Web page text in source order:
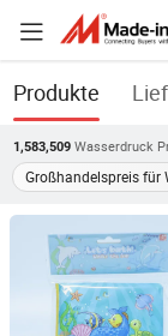
Produkte
1,583,509 Wasserdruck
Großhandelspreis für
DaKings
Guangdong,